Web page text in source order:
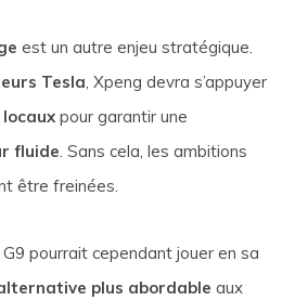
est un autre enjeu stratégique.
Tesla, Xpeng devra s’appuyer
pour garantir une
fluide. Sans cela, les ambitions
être freinées.
G9 pourrait cependant jouer en sa
plus abordable aux